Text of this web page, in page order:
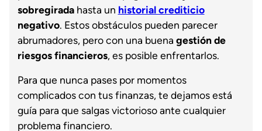
sobregiradahasta un historial crediticio
negativo. Estos obstáculos pueden parecer
abrumadores, pero con una buena gestión de
riesgos financieros, es posible enfrentarlos.
Para que nunca pases por momentos
complicados con tus finanzas, te dejamos está
guía para que salgas victorioso ante cualquier
problema financiero.